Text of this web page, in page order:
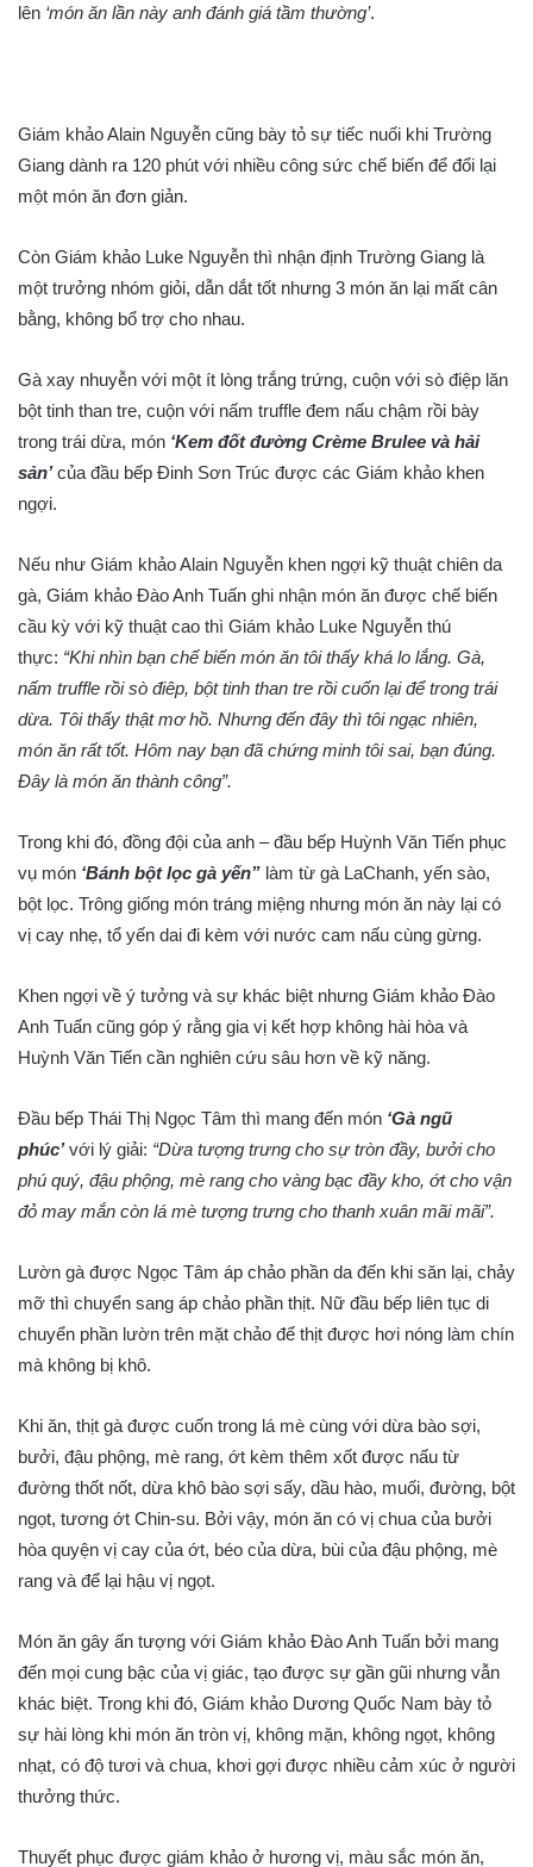
lên ‘món ăn lần này anh đánh giá tầm thường’.
Giám khảo Alain Nguyễn cũng bày tỏ sự tiếc nuối khi Trường
Giang dành ra 120 phút với nhiều công sức chế biến để đổi lại
một món ăn đơn giản.
Còn Giám khảo Luke Nguyễn thì nhận định Trường Giang là
một trưởng nhóm giỏi, dẫn dắt tốt nhưng 3 món ăn lại mất cân
bằng, không bổ trợ cho nhau.
Gà xay nhuyễn với một ít lòng trắng trứng, cuộn với sò điệp lăn
bột tinh than tre, cuộn với nấm truffle đem nấu chậm rồi bày
trong trái dừa, món ‘Kem đốt đường Crème Brulee và hải
sản’của đầu bếp Đinh Sơn Trúc được các Giám khảo khen
ngợi.
Nếu như Giám khảo Alain Nguyễn khen ngợi kỹ thuật chiên da
gà, Giám khảo Đào Anh Tuấn ghi nhận món ăn được chế biến
cầu kỳ với kỹ thuật cao thì Giám khảo Luke Nguyễn thú
thực: “Khi nhìn bạn chế biến món ăn tôi thấy khá lo lắng. Gà,
nấm truffle rồi sò điêp, bột tinh than tre rồi cuốn lại để trong trái
dừa. Tôi thấy thật mơ hồ. Nhưng đến đây thì tôi ngạc nhiên,
món ăn rất tốt. Hôm nay bạn đã chứng minh tôi sai, bạn đúng.
Đây là món ăn thành công”.
Trong khi đó, đồng đội của anh – đầu bếp Huỳnh Văn Tiến phục
vụ món ‘Bánh bột lọc gà yến” làm từ gà LaChanh, yến sào,
bột lọc. Trông giống món tráng miệng nhưng món ăn này lại có
vị cay nhẹ, tổ yến dai đi kèm với nước cam nấu cùng gừng.
Khen ngợi về ý tưởng và sự khác biệt nhưng Giám khảo Đào
Anh Tuấn cũng góp ý rằng gia vị kết hợp không hài hòa và
Huỳnh Văn Tiến cần nghiên cứu sâu hơn về kỹ năng.
Đầu bếp Thái Thị Ngọc Tâm thì mang đến món ‘Gà ngũ
phúc’với lý giải: “Dừa tượng trưng cho sự tròn đầy, bưởi cho
phú quý, đậu phộng, mè rang cho vàng bạc đầy kho, ớt cho vận
đỏ may mắn còn lá mè tượng trưng cho thanh xuân mãi mãi”.
Lườn gà được Ngọc Tâm áp chảo phần da đến khi săn lại, chảy
mỡ thì chuyển sang áp chảo phần thịt. Nữ đầu bếp liên tục di
chuyển phần lườn trên mặt chảo để thịt được hơi nóng làm chín
mà không bị khô.
Khi ăn, thịt gà được cuốn trong lá mè cùng với dừa bào sợi,
bưởi, đậu phộng, mè rang, ớt kèm thêm xốt được nấu từ
đường thốt nốt, dừa khô bào sợi sấy, dầu hào, muối, đường, bột
ngọt, tương ớt Chin-su. Bởi vậy, món ăn có vị chua của bưởi
hòa quyện vị cay của ớt, béo của dừa, bùi của đậu phộng, mè
rang và để lại hậu vị ngọt.
Món ăn gây ấn tượng với Giám khảo Đào Anh Tuấn bởi mang
đến mọi cung bậc của vị giác, tạo được sự gần gũi nhưng vẫn
khác biệt. Trong khi đó, Giám khảo Dương Quốc Nam bày tỏ
sự hài lòng khi món ăn tròn vị, không mặn, không ngọt, không
nhạt, có độ tươi và chua, khơi gợi được nhiều cảm xúc ở người
thưởng thức.
Thuyết phục được giám khảo ở hương vị, màu sắc món ăn,